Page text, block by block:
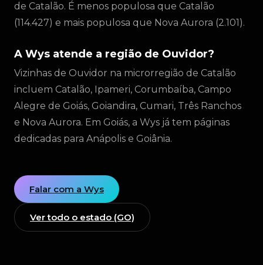
de Catalão. É menos populosa que Catalão
(114.427) e mais populosa que Nova Aurora (2.101).
A Wys atende a região de Ouvidor?
Vizinhas de Ouvidor na microrregião de Catalão
incluem Catalão, Ipameri, Corumbaíba, Campo
Alegre de Goiás, Goiandira, Cumari, Três Ranchos
e Nova Aurora. Em Goiás, a Wys já tem páginas
dedicadas para Anápolis e Goiânia.
Falar com a Wys
Ver todo o estado (GO)